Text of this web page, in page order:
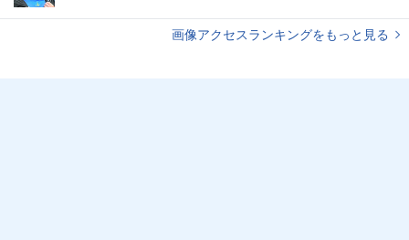
画像アクセスランキングをもっと見る